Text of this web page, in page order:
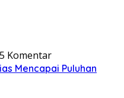
5 Komentar
Mencapai Puluhan